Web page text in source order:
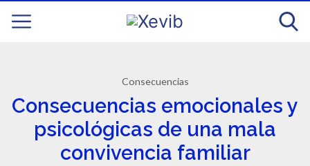
Consecuencias
Consecuencias emocionales y
psicológicas de una mala
convivencia familiar